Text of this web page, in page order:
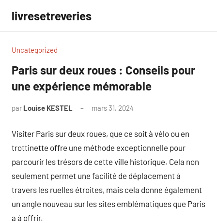
contenu
livresetreveries
Uncategorized
Paris sur deux roues : Conseils pour
une expérience mémorable
par Louise KESTEL mars 31, 2024
Visiter Paris sur deux roues, que ce soit à vélo ou en
trottinette offre une méthode exceptionnelle pour
parcourir les trésors de cette ville historique. Cela non
seulement permet une facilité de déplacement à
travers les ruelles étroites, mais cela donne également
un angle nouveau sur les sites emblématiques que Paris
a à offrir.